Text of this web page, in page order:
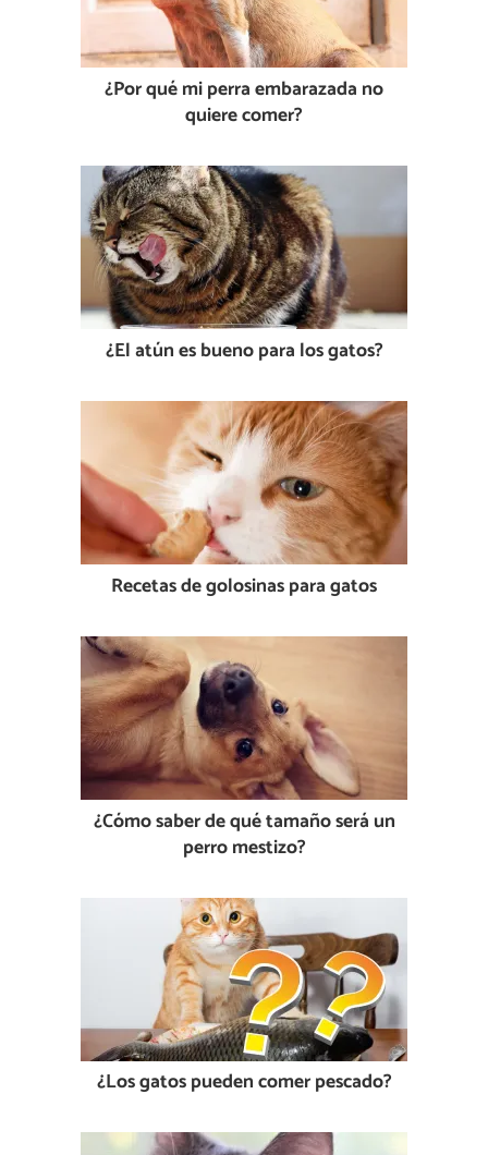
¿Por qué mi perra embarazada no
quiere comer?
¿El atún es bueno para los gatos?
Recetas de golosinas para gatos
¿Cómo saber de qué tamaño será un
perro mestizo?
¿Los gatos pueden comer pescado?